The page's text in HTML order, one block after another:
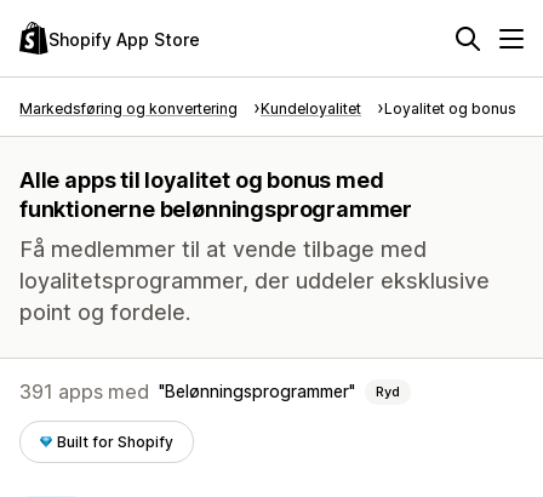
Shopify App Store
Markedsføring og konvertering Kundeloyalitet Loyalitet og bonus
Alle apps til loyalitet og bonus med
funktionerne belønningsprogrammer
Få medlemmer til at vende tilbage med
loyalitetsprogrammer, der uddeler eksklusive
point og fordele.
391 apps med Belønningsprogrammer Ryd
Built for Shopify